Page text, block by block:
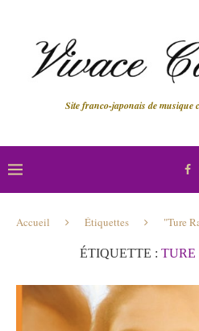
Site franco-japonais de musique
Accueil Étiquettes "Ture
ÉTIQUETTE : TURE